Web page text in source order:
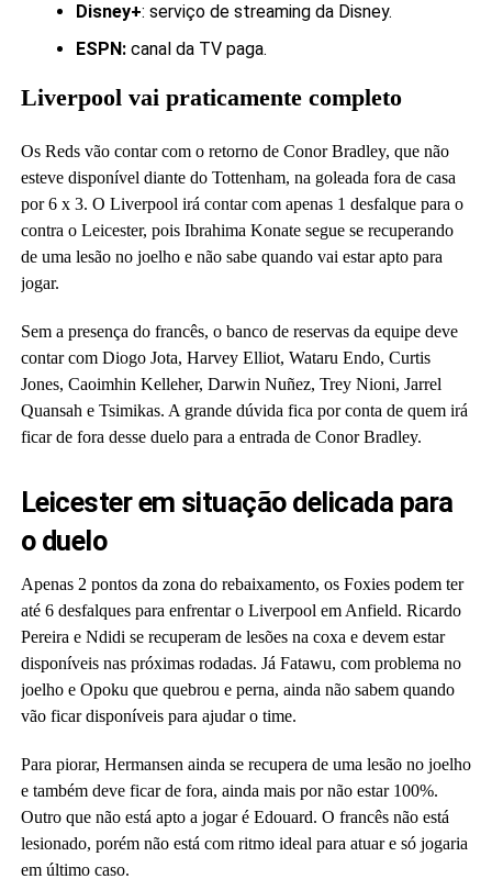
Disney+: serviço de streaming da Disney.
ESPN: canal da TV paga.
Liverpool vai praticamente completo
Os Reds vão contar com o retorno de Conor Bradley, que não
esteve disponível diante do Tottenham, na goleada fora de casa
por 6 x 3. O Liverpool irá contar com apenas 1 desfalque para o
contra o Leicester, pois Ibrahima Konate segue se recuperando
de uma lesão no joelho e não sabe quando vai estar apto para
jogar.
Sem a presença do francês, o banco de reservas da equipe deve
contar com Diogo Jota, Harvey Elliot, Wataru Endo, Curtis
Jones, Caoimhin Kelleher, Darwin Nuñez, Trey Nioni, Jarrel
Quansah e Tsimikas. A grande dúvida fica por conta de quem irá
ficar de fora desse duelo para a entrada de Conor Bradley.
Leicester em situação delicada para
o duelo
Apenas 2 pontos da zona do rebaixamento, os Foxies podem ter
até 6 desfalques para enfrentar o Liverpool em Anfield. Ricardo
Pereira e Ndidi se recuperam de lesões na coxa e devem estar
disponíveis nas próximas rodadas. Já Fatawu, com problema no
joelho e Opoku que quebrou e perna, ainda não sabem quando
vão ficar disponíveis para ajudar o time.
Para piorar, Hermansen ainda se recupera de uma lesão no joelho
e também deve ficar de fora, ainda mais por não estar 100%.
Outro que não está apto a jogar é Edouard. O francês não está
lesionado, porém não está com ritmo ideal para atuar e só jogaria
em último caso.